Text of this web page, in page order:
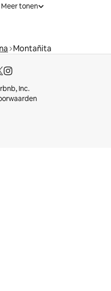
Meer tonen
Montañita
Inc.